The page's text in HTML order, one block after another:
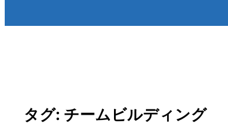
プ
タグ: チームビルディング